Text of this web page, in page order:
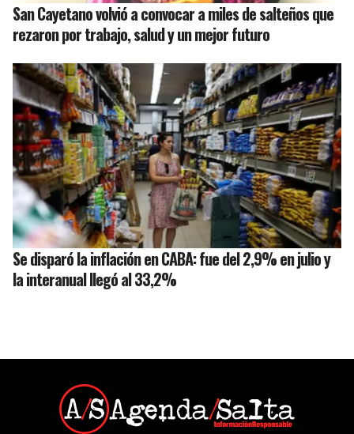
San Cayetano volvió a convocar a miles de salteños que
rezaron por trabajo, salud y un mejor futuro
Se disparó la inflación en CABA: fue del 2,9% en julio y
la interanual llegó al 33,2%